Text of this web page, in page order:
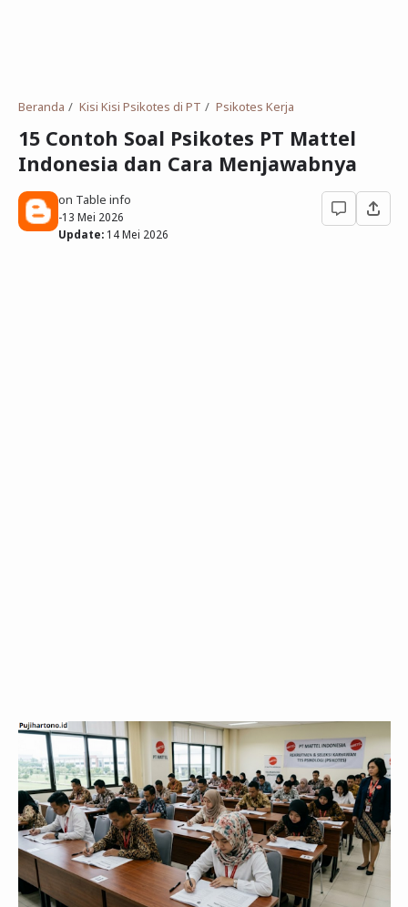
Gambar Orang dan Pohon
Download Soal
Tidak Bersekolah
Beranda Kisi Kisi Psikotes di PT Psikotes Kerja
15 Contoh Soal Psikotes PT Mattel
Indonesia dan Cara Menjawabnya
on Table info
-13 Mei 2026
Update: 14 Mei 2026